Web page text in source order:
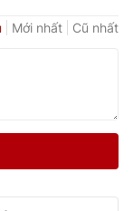
Mới nhất Cũ nhất